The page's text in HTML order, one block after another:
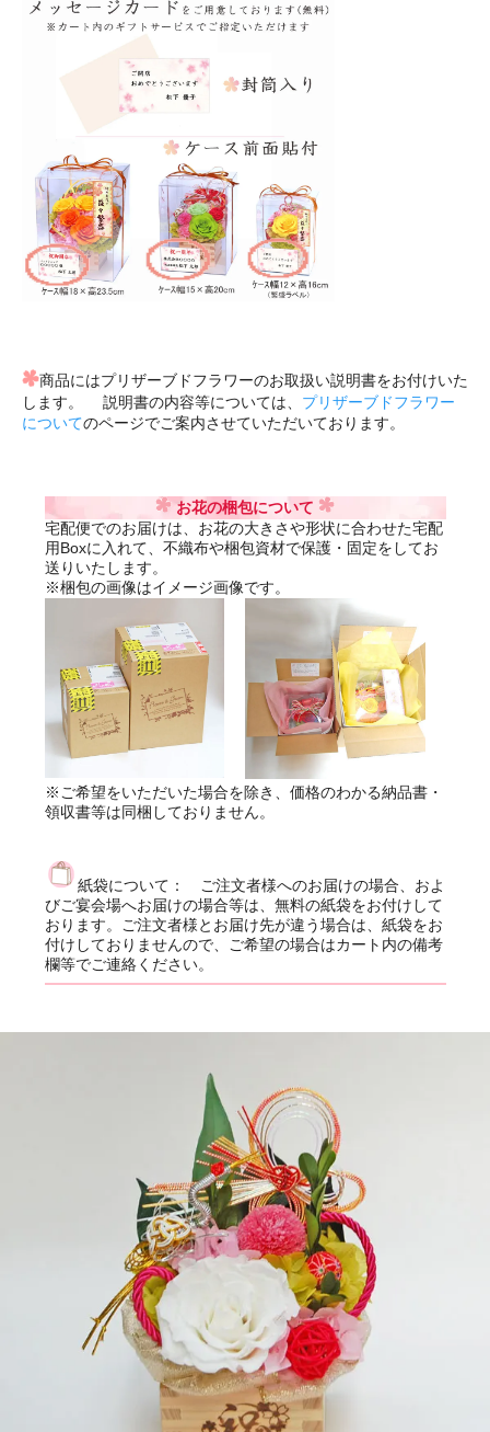
商品にはプリザーブドフラワーのお取扱い説明書をお付けいた
します。 説明書の内容等については、 プリザーブドフラワー
についてのページでご案内させていただいております。
お花の梱包について
宅配便でのお届けは、お花の大きさや形状に合わせた宅配
用Boxに入れて、不織布や梱包資材で保護・固定をしてお
送りいたします。
※梱包の画像はイメージ画像です。
※ご希望をいただいた場合を除き、価格のわかる納品書・
領収書等は同梱しておりません。
紙袋について： ご注文者様へのお届けの場合、およ
びご宴会場へお届けの場合等は、無料の紙袋をお付けして
おります。ご注文者様とお届け先が違う場合は、紙袋をお
付けしておりませんので、ご希望の場合はカート内の備考
欄等でご連絡ください。